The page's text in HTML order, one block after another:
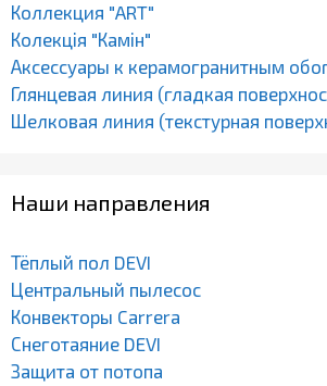
Коллекция "ART"
Колекція "Камін"
Аксессуары к керамогранитным
Глянцевая линия (гладкая
Шелковая линия (текстурная
Наши направления
Тёплый пол DEVI
Центральный пылесос
Конвекторы Carrera
Снеготаяние DEVI
Защита от потопа